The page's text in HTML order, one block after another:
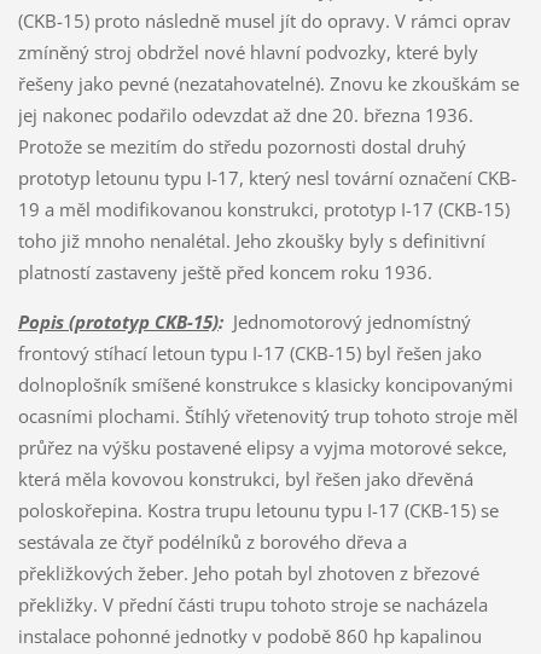
(CKB-15) proto následně musel jít do opravy. V rámci oprav
zmíněný stroj obdržel nové hlavní podvozky, které byly
řešeny jako pevné (nezatahovatelné). Znovu ke zkouškám se
jej nakonec podařilo odevzdat až dne 20. března 1936.
Protože se mezitím do středu pozornosti dostal druhý
prototyp letounu typu I-17, který nesl tovární označení CKB-
19 a měl modifikovanou konstrukci, prototyp I-17 (CKB-15)
toho již mnoho nenalétal. Jeho zkoušky byly s definitivní
platností zastaveny ještě před koncem roku 1936.
Popis (prototyp CKB-15):Jednomotorový jednomístný
frontový stíhací letoun typu I-17 (CKB-15) byl řešen jako
dolnoplošník smíšené konstrukce s klasicky koncipovanými
ocasními plochami. Štíhlý vřetenovitý trup tohoto stroje měl
průřez na výšku postavené elipsy a vyjma motorové sekce,
která měla kovovou konstrukci, byl řešen jako dřevěná
poloskořepina. Kostra trupu letounu typu I-17 (CKB-15) se
sestávala ze čtyř podélníků z borového dřeva a
překližkových žeber. Jeho potah byl zhotoven z březové
překližky. V přední části trupu tohoto stroje se nacházela
instalace pohonné jednotky v podobě 860 hp kapalinou